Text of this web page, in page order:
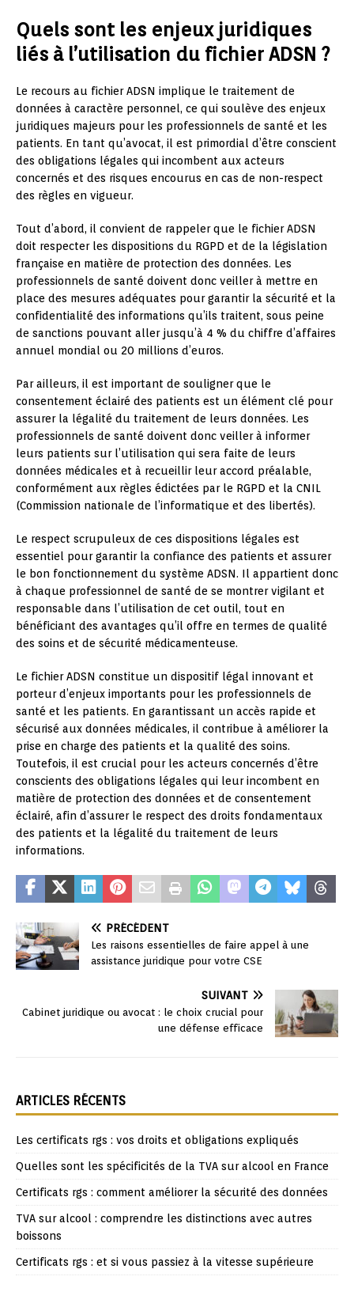
Quels sont les enjeux juridiques
liés à l’utilisation du fichier ADSN ?
Le recours au fichier ADSN implique le traitement de
données à caractère personnel, ce qui soulève des enjeux
juridiques majeurs pour les professionnels de santé et les
patients. En tant qu’avocat, il est primordial d’être conscient
des obligations légales qui incombent aux acteurs
concernés et des risques encourus en cas de non-respect
des règles en vigueur.
Tout d’abord, il convient de rappeler que le fichier ADSN
doit respecter les dispositions du RGPD et de la législation
française en matière de protection des données. Les
professionnels de santé doivent donc veiller à mettre en
place des mesures adéquates pour garantir la sécurité et la
confidentialité des informations qu’ils traitent, sous peine
de sanctions pouvant aller jusqu’à 4 % du chiffre d’affaires
annuel mondial ou 20 millions d’euros.
Par ailleurs, il est important de souligner que le
consentement éclairé des patients est un élément clé pour
assurer la légalité du traitement de leurs données. Les
professionnels de santé doivent donc veiller à informer
leurs patients sur l’utilisation qui sera faite de leurs
données médicales et à recueillir leur accord préalable,
conformément aux règles édictées par le RGPD et la CNIL
(Commission nationale de l’informatique et des libertés).
Le respect scrupuleux de ces dispositions légales est
essentiel pour garantir la confiance des patients et assurer
le bon fonctionnement du système ADSN. Il appartient donc
à chaque professionnel de santé de se montrer vigilant et
responsable dans l’utilisation de cet outil, tout en
bénéficiant des avantages qu’il offre en termes de qualité
des soins et de sécurité médicamenteuse.
Le fichier ADSN constitue un dispositif légal innovant et
porteur d’enjeux importants pour les professionnels de
santé et les patients. En garantissant un accès rapide et
sécurisé aux données médicales, il contribue à améliorer la
prise en charge des patients et la qualité des soins.
Toutefois, il est crucial pour les acteurs concernés d’être
conscients des obligations légales qui leur incombent en
matière de protection des données et de consentement
éclairé, afin d’assurer le respect des droits fondamentaux
des patients et la légalité du traitement de leurs
informations.
PRÉCÉDENT
Les raisons essentielles de faire appel à une
assistance juridique pour votre CSE
SUIVANT
Cabinet juridique ou avocat : le choix crucial pour
une défense efficace
ARTICLES RÉCENTS
Les certificats rgs : vos droits et obligations expliqués
Quelles sont les spécificités de la TVA sur alcool en France
Certificats rgs : comment améliorer la sécurité des données
TVA sur alcool : comprendre les distinctions avec autres
boissons
Certificats rgs : et si vous passiez à la vitesse supérieure